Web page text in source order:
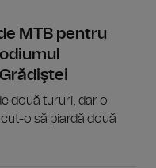
MTB pentru
două tururi, dar o
o să piardă două